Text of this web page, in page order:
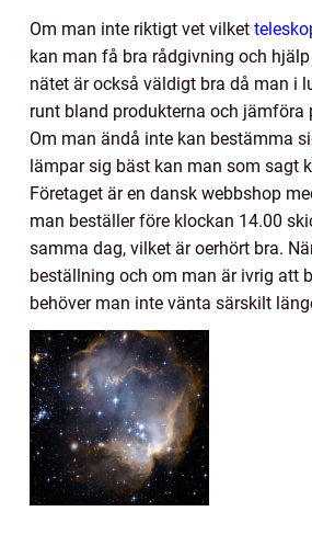
Om man inte riktigt vet vilket
kan man få bra rådgivning och
nätet är också väldigt bra då man i
runt bland produkterna och jämföra
Om man ändå inte kan bestämma
lämpar sig bäst kan man som sagt
Företaget är en dansk webbshop
man beställer före klockan 14.00
samma dag, vilket är oerhört bra.
beställning och om man är ivrig att
behöver man inte vänta särskilt